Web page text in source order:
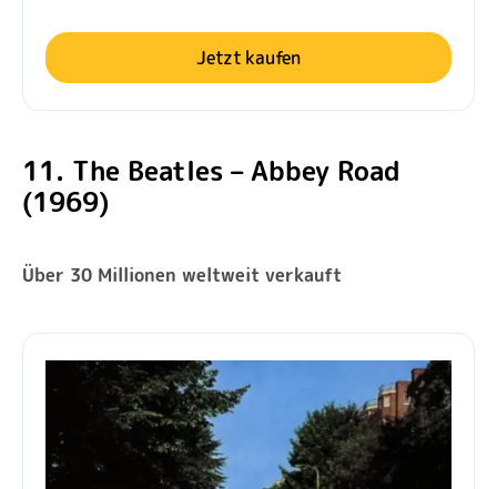
Jetzt kaufen
11. The Beatles – Abbey Road
(1969)
Über 30 Millionen weltweit verkauft